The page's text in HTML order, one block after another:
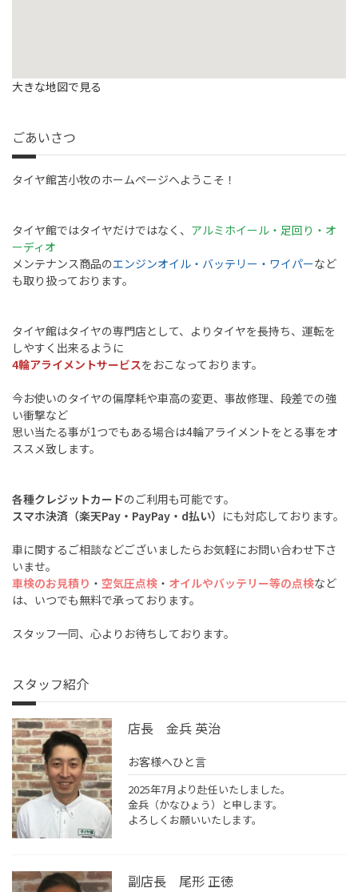
大きな地図で見る
ごあいさつ
タイヤ館苫小牧のホームページへようこそ！
タイヤ館ではタイヤだけではなく、 アルミホイール・足回り・オ
ーディオ
メンテナンス商品のエンジンオイル・バッテリー・ワイパーなど
も取り扱っております。
タイヤ館はタイヤの専門店として、よりタイヤを長持ち、運転を
しやすく出来るように
4輪アライメントサービスをおこなっております。
今お使いのタイヤの偏摩耗や車高の変更、事故修理、段差での強
い衝撃など
思い当たる事が1つでもある場合は4輪アライメントをとる事をオ
ススメ致します。
各種クレジットカードのご利用も可能です。
スマホ決済（楽天Pay・PayPay・d払い） にも対応しております。
車に関するご相談などございましたらお気軽にお問い合わせ下さ
いませ。
車検のお見積り ・ 空気圧点検 ・ オイルやバッテリー等の点検など
は、いつでも無料で承っております。
スタッフ一同、心よりお待ちしております。
スタッフ紹介
店長 金兵 英治
お客様へひと言
2025年7月より赴任いたしました。
金兵（かなひょう）と申します。
よろしくお願いいたします。
副店長 尾形 正徳